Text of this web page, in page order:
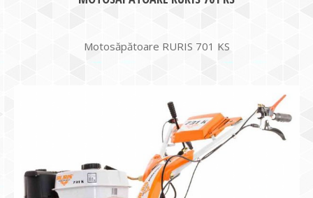
Motosăpătoare RURIS 701 KS